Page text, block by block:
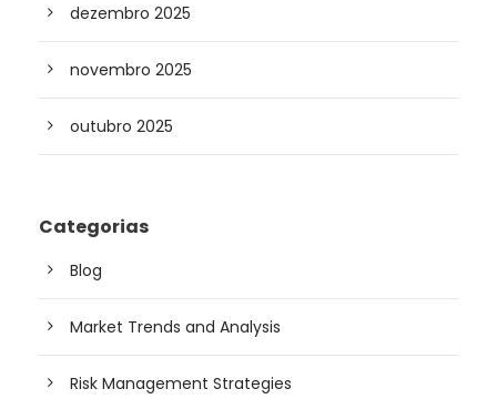
dezembro 2025
novembro 2025
outubro 2025
Categorias
Blog
Market Trends and Analysis
Risk Management Strategies